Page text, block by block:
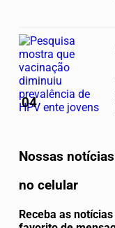
04
Nossas notícias
no celular
Receba as